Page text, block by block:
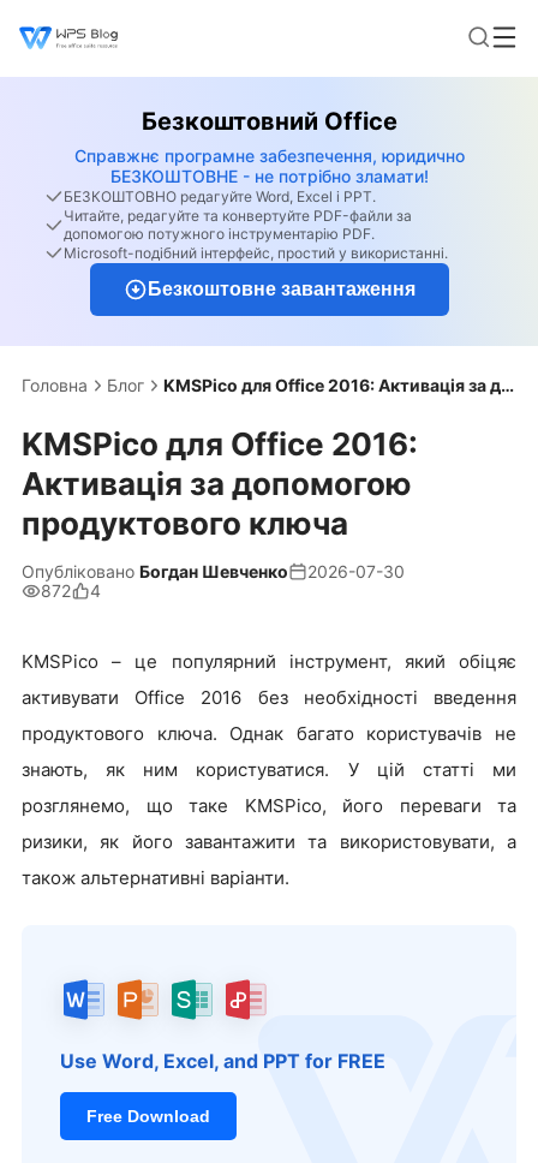
Безкоштовний Office
Справжнє програмне забезпечення, юридично
БЕЗКОШТОВНЕ - не потрібно зламати!
БЕЗКОШТОВНО редагуйте Word, Excel і PPT.
Читайте, редагуйте та конвертуйте PDF-файли за
допомогою потужного інструментарію PDF.
Microsoft-подібний інтерфейс, простий у використанні.
Безкоштовне завантаження
Головна Блог KMSPico для Office 2016: Активація за допомогою продуктового ключа
KMSPico для Office 2016:
Активація за допомогою
продуктового ключа
Опубліковано Богдан Шевченко
2026-07-30
872
4
KMSPico – це популярний інструмент, який обіцяє
активувати Office 2016 без необхідності введення
продуктового ключа. Однак багато користувачів не
знають, як ним користуватися. У цій статті ми
розглянемо, що таке KMSPico, його переваги та
ризики, як його завантажити та використовувати, а
також альтернативні варіанти.
Use Word, Excel, and PPT for FREE
Free Download